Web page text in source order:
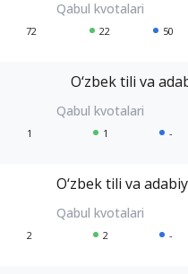
72 22 50
O‘zbek tili va
1 1 -
O‘zbek tili va
2 2 -